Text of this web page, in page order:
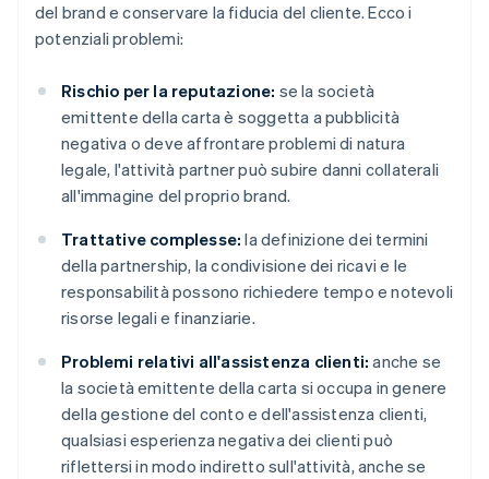
del brand e conservare la fiducia del cliente. Ecco i
potenziali problemi:
Rischio per la reputazione: se la società
emittente della carta è soggetta a pubblicità
negativa o deve affrontare problemi di natura
legale, l'attività partner può subire danni collaterali
all'immagine del proprio brand.
Trattative complesse: la definizione dei termini
della partnership, la condivisione dei ricavi e le
responsabilità possono richiedere tempo e notevoli
risorse legali e finanziarie.
Problemi relativi all'assistenza clienti: anche se
la società emittente della carta si occupa in genere
della gestione del conto e dell'assistenza clienti,
qualsiasi esperienza negativa dei clienti può
riflettersi in modo indiretto sull'attività, anche se